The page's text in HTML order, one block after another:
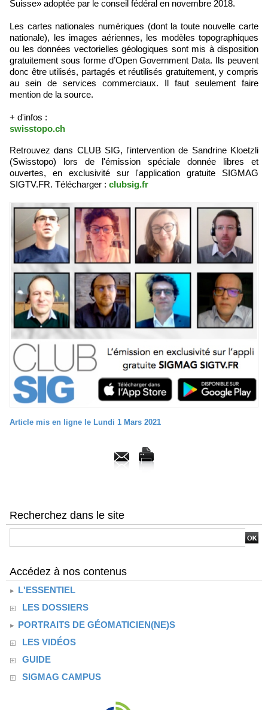
Suisse» adoptée par le conseil fédéral en novembre 2018.
Les cartes nationales numériques (dont la toute nouvelle carte
nationale), les images aériennes, les modèles topographiques
ou les données vectorielles géologiques sont mis à disposition
gratuitement sous forme d’Open Government Data. Ils peuvent
donc être utilisés, partagés et réutilisés gratuitement, y compris
au sein de services commerciaux. Il faut seulement faire
mention de la source.
+ d'infos :
swisstopo.ch
Retrouvez dans CLUB SIG, l'intervention de Sandrine Kloetzli
(Swisstopo) lors de l'émission spéciale donnée libres et
ouvertes, en exclusivité sur l'application gratuite SIGMAG
SIGTV.FR. Télécharger : clubsig.fr
Article mis en ligne le Lundi 1 Mars 2021
Recherchez dans le site
Accédez à nos contenus
L'ESSENTIEL
LES DOSSIERS
PORTRAITS DE GÉOMATICIEN(NE)S
LES VIDÉOS
GUIDE
SIGMAG CAMPUS